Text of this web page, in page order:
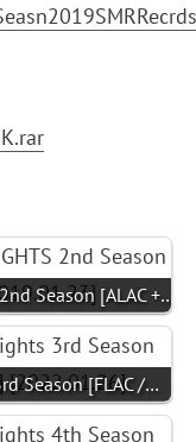
Season [ALAC +…
Season [FLAC /…